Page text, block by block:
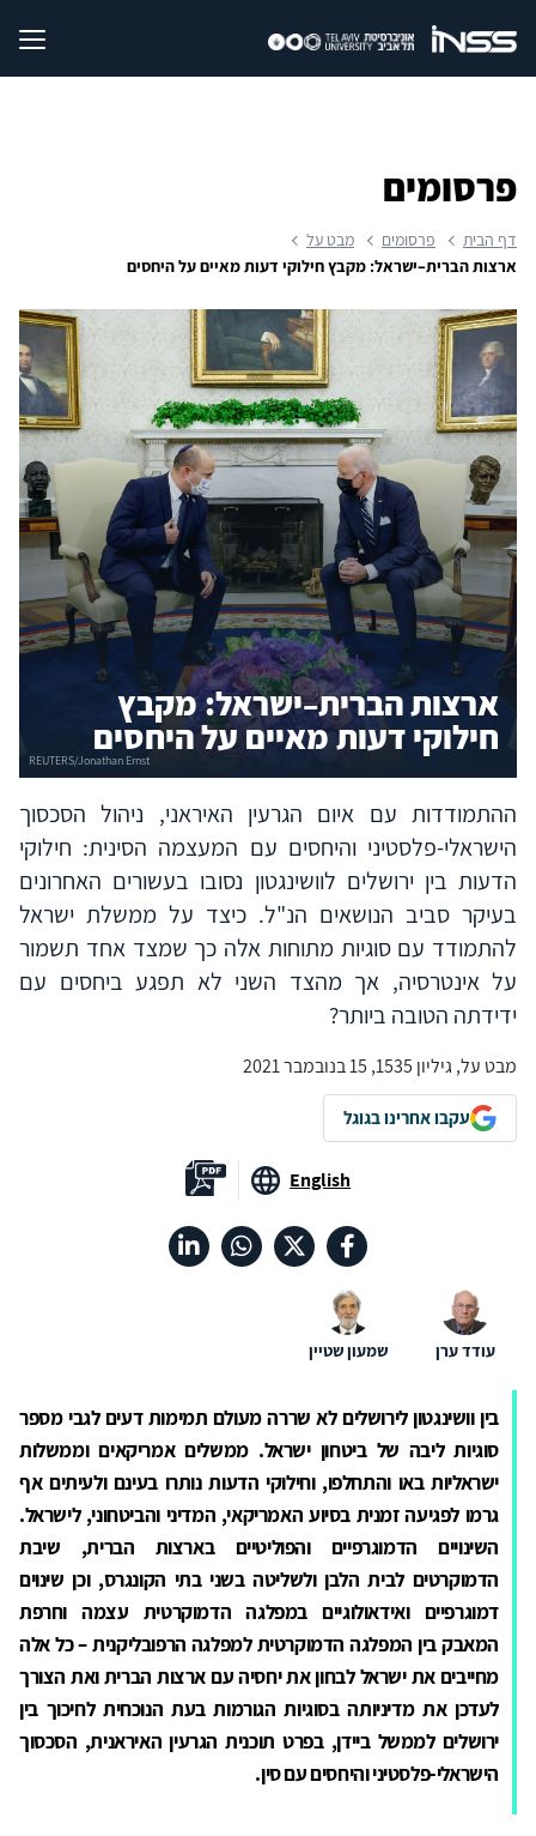
פרסומים
דף הבית פרסומים
מבט על
ארצות הברית–ישראל: מקבץ חילוקי דעות מאיים על היחסים
ארצות הברית–ישראל: מקבץ
חילוקי דעות מאיים על היחסים
ההתמודדות עם איום הגרעין האיראני, ניהול הסכסוך
הישראלי-פלסטיני והיחסים עם המעצמה הסינית: חילוקי
הדעות בין ירושלים לוושינגטון נסובו בעשורים האחרונים
בעיקר סביב הנושאים הנ"ל. כיצד על ממשלת ישראל
להתמודד עם סוגיות מתוחות אלה כך שמצד אחד תשמור
על אינטרסיה, אך מהצד השני לא תפגע ביחסים עם
ידידתה הטובה ביותר?
מבט על, גיליון 1535, 15 בנובמבר 2021
עקבו אחרינו בגוגל
English
עודד ערן שמעון שטיין
בין וושינגטון לירושלים לא שררה מעולם תמימות דעים לגבי מספר
סוגיות ליבה של ביטחון ישראל. ממשלים אמריקאים וממשלות
ישראליות באו והתחלפו, וחילוקי הדעות נותרו בעינם ולעיתים אף
גרמו לפגיעה זמנית בסיוע האמריקאי, המדיני והביטחוני, לישראל.
השינויים הדמוגרפיים והפוליטיים בארצות הברית, שיבת
הדמוקרטים לבית הלבן ולשליטה בשני בתי הקונגרס, וכן שינוים
דמוגרפיים ואידאולוגיים במפלגה הדמוקרטית עצמה וחרפת
המאבק בין המפלגה הדמוקרטית למפלגה הרפובליקנית – כל אלה
מחייבים את ישראל לבחון את יחסיה עם ארצות הברית ואת הצורך
לעדכן את מדיניותה בסוגיות הגורמות בעת הנוכחית לחיכוך בין
ירושלים לממשל ביידן, בפרט תוכנית הגרעין האיראנית, הסכסוך
הישראלי-פלסטיני והיחסים עם סין.